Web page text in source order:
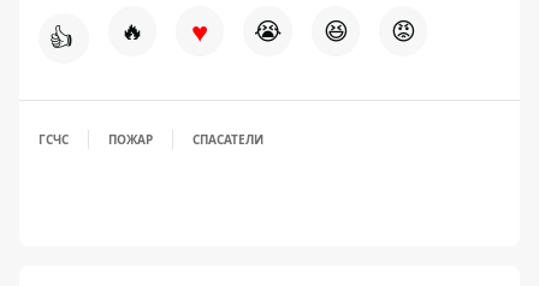
👍 🔥 ♥ 😭 😆 😡
ГСЧС ПОЖАР СПАСАТЕЛИ